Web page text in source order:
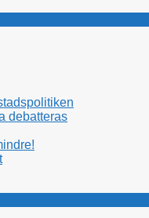
debatteras